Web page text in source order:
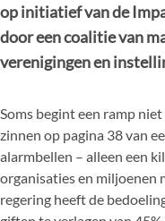
op initiatief van de
door een coalitie van
verenigingen en
Soms begint een ramp
zinnen op pagina 38 van
alarmbellen – alleen een
organisaties en miljoenen
regering heeft de